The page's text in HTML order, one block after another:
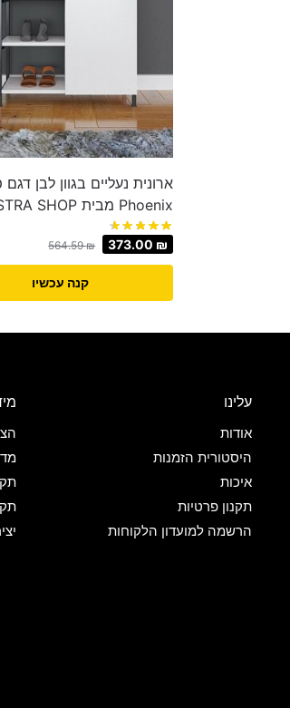
ארונית נעליים בגוון לבן דגם
Phoenix מבית STRA SHOP
564.59₪ 373.00 ₪
קנה עכשיו
עלינו
אודות
היסטורית הזמנות
איכות
תקנון פרטיות
הרשמה למועדון הלקוחות